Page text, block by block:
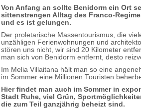
Von Anfang an sollte Benidorm ein Ort
sittenstrengen Alltag des Franco-
und es ist gelungen.
Der proletarische Massentourismus, die
unzähligen Ferienwohnungen und
stören uns nicht, wir sind 20 Kilometer
man sich von Benidorm entfernt, desto
Im Melia Villaitana hält man so eine
im Sommer eine Millionen Touristen
Hier findet man auch im Sommer in
Stadt Ruhe, viel Grün,
die zum Teil ganzjährig beheizt sind.